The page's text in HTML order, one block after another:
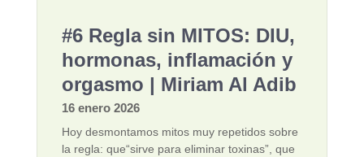
#6 Regla sin MITOS: DIU,
hormonas, inflamación y
orgasmo | Miriam Al Adib
16 enero 2026
Hoy desmontamos mitos muy repetidos sobre
la regla: que“sirve para eliminar toxinas”, que